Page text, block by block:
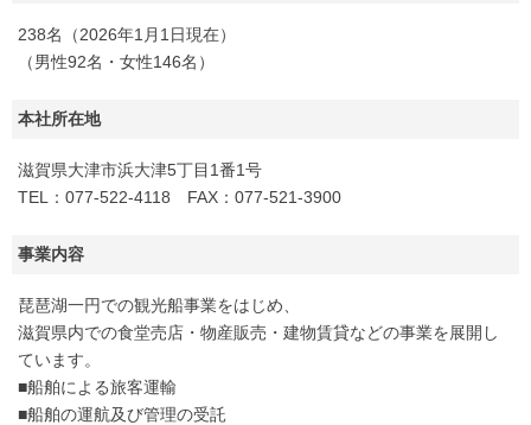
238名（2026年1月1日現在）
（男性92名・女性146名）
本社所在地
滋賀県大津市浜大津5丁目1番1号
TEL：077-522-4118 FAX：077-521-3900
事業内容
琵琶湖一円での観光船事業をはじめ、
滋賀県内での食堂売店・物産販売・建物賃貸などの事業を展開し
ています。
■船舶による旅客運輸
■船舶の運航及び管理の受託